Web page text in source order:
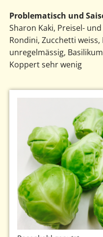
Problematisch und
Sharon Kaki, Preisel-
Rondini, Zucchetti
unregelmässig,
Koppert sehr wenig